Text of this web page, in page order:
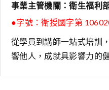
事業主管機關：衛生福利
●字號：衛授國字第
從學員到講師一站式培訓
響他人，成就具影響力的